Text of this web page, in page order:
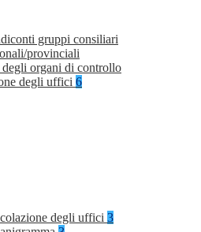
gruppi consiliari
provinciali
organi di controllo
degli uffici 6
degli uffici 3